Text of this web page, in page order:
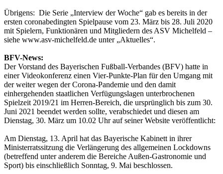
Übrigens: Die Serie „Interview der Woche“ gab es bereits in der
ersten coronabedingten Spielpause vom 23. März bis 28. Juli 2020
mit Spielern, Funktionären und Mitgliedern des ASV Michelfeld –
siehe www.asv-michelfeld.de unter „Aktuelles“.
BFV-News:
Der Vorstand des Bayerischen Fußball-Verbandes (BFV) hatte in
einer Videokonferenz einen Vier-Punkte-Plan für den Umgang mit
der weiter wegen der Corona-Pandemie und den damit
einhergehenden staatlichen Verfügungslagen unterbrochenen
Spielzeit 2019/21 im Herren-Bereich, die ursprünglich bis zum 30.
Juni 2021 beendet werden sollte, verabschiedet und diesen am
Dienstag, 30. März um 10.02 Uhr auf seiner Website veröffentlicht:
Am Dienstag, 13. April hat das Bayerische Kabinett in ihrer
Ministerratssitzung die Verlängerung des allgemeinen Lockdowns
(betreffend unter anderem die Bereiche Außen-Gastronomie und
Sport) bis einschließlich Sonntag, 9. Mai beschlossen.